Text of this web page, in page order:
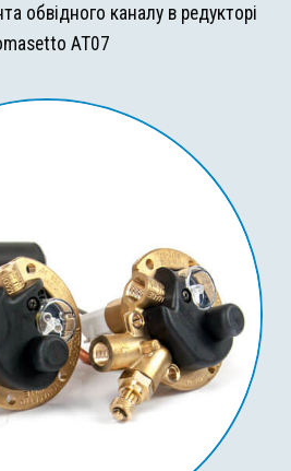
обвідного каналу в редукторі
AT07